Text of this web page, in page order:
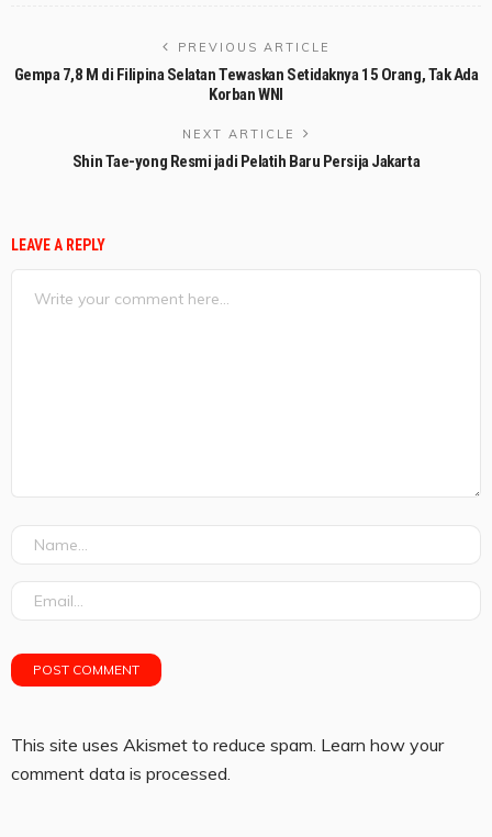
PREVIOUS ARTICLE
Gempa 7,8 M di Filipina Selatan Tewaskan Setidaknya 15 Orang, Tak Ada
Korban WNI
NEXT ARTICLE
Shin Tae-yong Resmi jadi Pelatih Baru Persija Jakarta
LEAVE A REPLY
This site uses Akismet to reduce spam. Learn how your
comment data is processed.